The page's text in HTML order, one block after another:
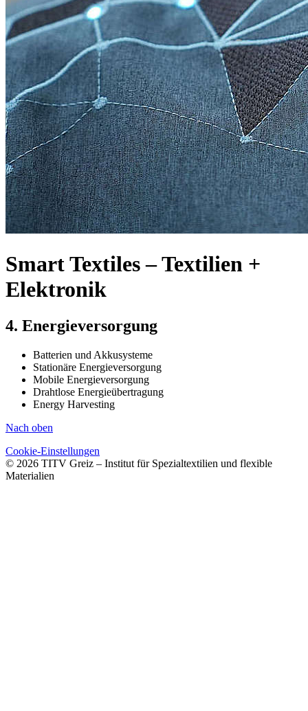
Smart Textiles – Textilien +
Elektronik
4. Energieversorgung
Batterien und Akkusysteme
Stationäre Energieversorgung
Mobile Energieversorgung
Drahtlose Energieübertragung
Energy Harvesting
Nach oben
Cookie-Einstellungen
© 2026 TITV Greiz – Institut für Spezialtextilien und flexible
Materialien